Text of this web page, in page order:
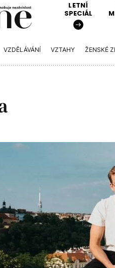
LETNÍ
SPECIÁL
VZDĚLÁVÁNÍ VZTAHY ŽENSKÉ